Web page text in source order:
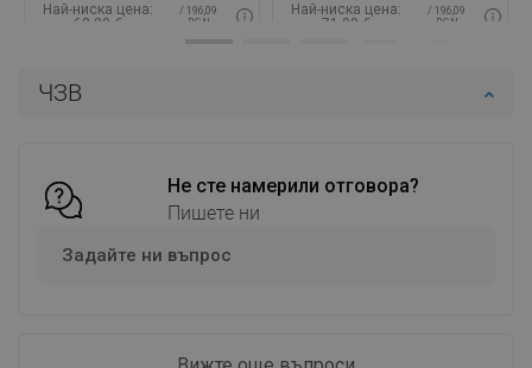
ЧЗВ
Не сте намерили отговора?
Пишете ни
Задайте ни въпрос
Най-ниска цена:
68,29 €
/ 196,09
BGN
Добави в количката
Най-ниска цена:
71,09 €
/ 196,09
BGN
Добави в количката